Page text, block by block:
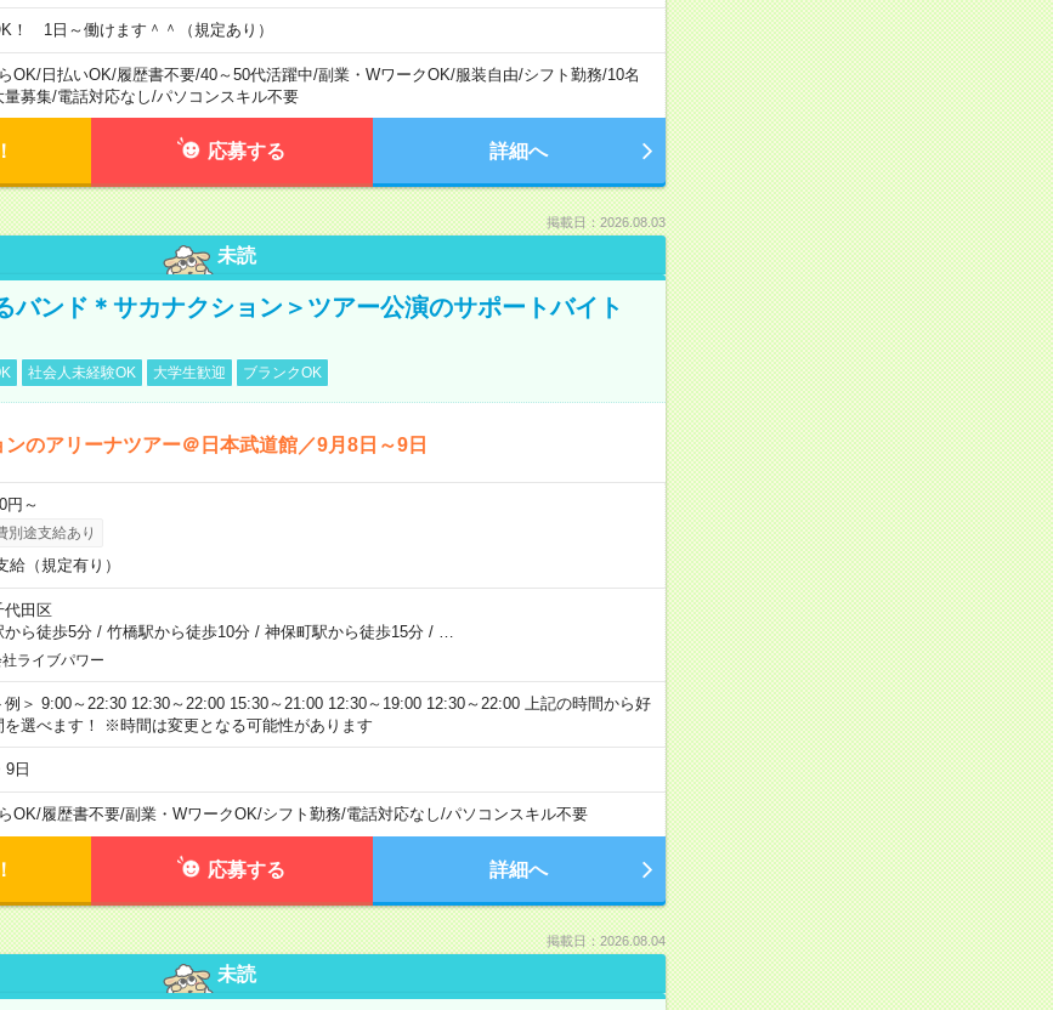
！ 1日～働けます＾＾（規定あり）
OK/日払いOK/履歴書不要/40～50代活躍中/副業・WワークOK/服装自由/シフト勤務/10名
量募集/電話対応なし/パソコンスキル不要
応募する 詳細へ
掲載日：2026.08.03
未読
バンド＊サカナクション＞ツアー公演のサポートバイト
社会人未経験OK 大学生歓迎 ブランクOK
のアリーナツアー＠日本武道館／9月8日～9日
円～
別途支給あり
給（規定有り）
代田区
から徒歩5分/ 竹橋駅から徒歩10分/ 神保町駅から徒歩15分/
ライブパワー
例＞ 9:00～22:30 12:30～22:00 15:30～21:00 12:30～19:00 12:30～22:00 上記の時間から好
を選べます！ ※時間は変更となる可能性があります
9日
OK/履歴書不要/副業・WワークOK/シフト勤務/電話対応なし/パソコンスキル不要
応募する 詳細へ
掲載日：2026.08.04
未読